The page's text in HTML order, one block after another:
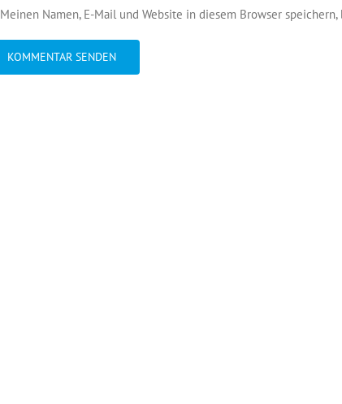
Meinen Namen, E-Mail und Website in diesem Browser